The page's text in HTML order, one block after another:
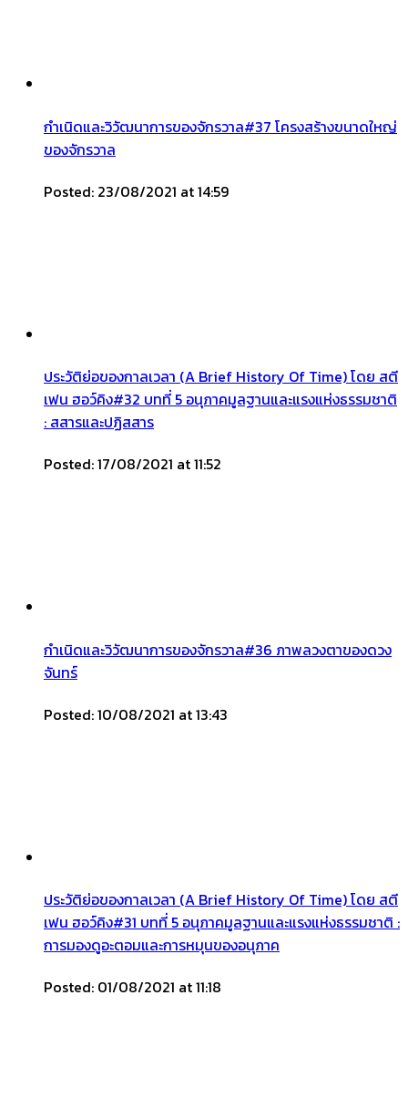
กำเนิดและวิวัฒนาการของจักรวาล#37 โครงสร้างขนาดใหญ่
ของจักรวาล
Posted: 23/08/2021 at 14:59
ประวัติย่อของกาลเวลา (A Brief History Of Time) โดย สตี
เฟน ฮอว์คิง#32 บทที่ 5 อนุภาคมูลฐานและแรงแห่งธรรมชาติ
: สสารและปฏิสสาร
Posted: 17/08/2021 at 11:52
กำเนิดและวิวัฒนาการของจักรวาล#36 ภาพลวงตาของดวง
จันทร์
Posted: 10/08/2021 at 13:43
ประวัติย่อของกาลเวลา (A Brief History Of Time) โดย สตี
เฟน ฮอว์คิง#31 บทที่ 5 อนุภาคมูลฐานและแรงแห่งธรรมชาติ :
การมองดูอะตอมและการหมุนของอนุภาค
Posted: 01/08/2021 at 11:18